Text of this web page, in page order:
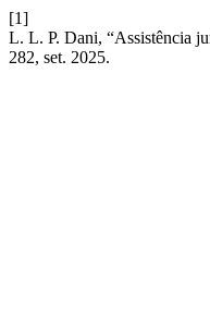
[1]
L. L. P. Dani, “Assistência
282, set. 2025.